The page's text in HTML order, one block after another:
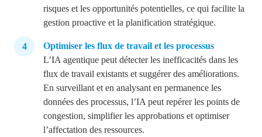
risques et les opportunités potentielles, ce qui facilite la
gestion proactive et la planification stratégique.
Optimiser les flux de travail et les processus
L’IA agentique peut détecter les inefficacités dans les
flux de travail existants et suggérer des améliorations.
En surveillant et en analysant en permanence les
données des processus, l’IA peut repérer les points de
congestion, simplifier les approbations et optimiser
l’affectation des ressources.